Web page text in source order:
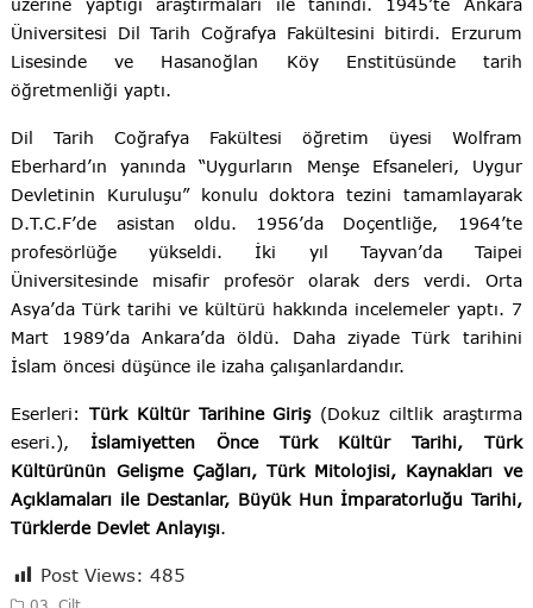
Üniversitesi Dil Tarih Coğrafya Fakültesini bitirdi. Erzurum
Lisesinde ve Hasanoğlan Köy Enstitüsünde tarih
öğretmenliği yaptı.
Dil Tarih Coğrafya Fakültesi öğretim üyesi Wolfram
Eberhard’ın yanında “Uygurların Menşe Efsaneleri, Uygur
Devletinin Kuruluşu” konulu doktora tezini tamamlayarak
D.T.C.F’de asistan oldu. 1956’da Doçentliğe, 1964’te
profesörlüğe yükseldi. İki yıl Tayvan’da Taipei
Üniversitesinde misafir profesör olarak ders verdi. Orta
Asya’da Türk tarihi ve kültürü hakkında incelemeler yaptı. 7
Mart 1989’da Ankara’da öldü. Daha ziyade Türk tarihini
İslam öncesi düşünce ile izaha çalışanlardandır.
Eserleri: Türk Kültür Tarihine Giriş(Dokuz ciltlik araştırma
eseri.), İslamiyetten Önce Türk Kültür Tarihi, Türk
Kültürünün Gelişme Çağları, Türk Mitolojisi, Kaynakları ve
Açıklamaları ile Destanlar, Büyük Hun İmparatorluğu Tarihi,
Türklerde Devlet Anlayışı.
Post Views: 485